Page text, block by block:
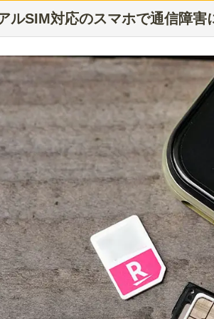
ルSIM対応のスマホで通信障害